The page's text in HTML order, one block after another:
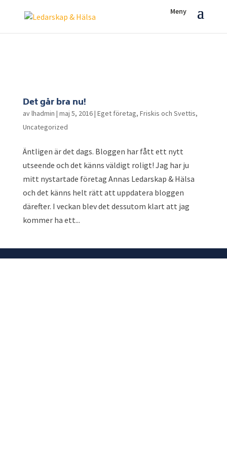
Det går bra nu!
avlhadmin | maj 5, 2016| Eget företag, Friskis och Svettis,
Uncategorized
Äntligen är det dags. Bloggen har fått ett nytt
utseende och det känns väldigt roligt! Jag har ju
mitt nystartade företag Annas Ledarskap & Hälsa
och det känns helt rätt att uppdatera bloggen
därefter. I veckan blev det dessutom klart att jag
kommer ha ett...